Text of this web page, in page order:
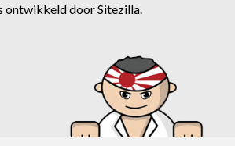
ontwikkeld doorSitezilla